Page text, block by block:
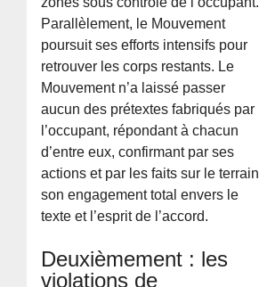
Parallèlement, le Mouvement
poursuit ses efforts intensifs pour
retrouver les corps restants. Le
Mouvement n’a laissé passer
aucun des prétextes fabriqués par
l’occupant, répondant à chacun
d’entre eux, confirmant par ses
actions et par les faits sur le terrain
son engagement total envers le
texte et l’esprit de l’accord.
Deuxièmement : les
violations de